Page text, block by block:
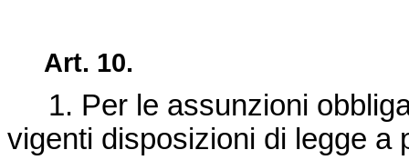
Art. 10.
1. Per le assunzioni
vigenti disposizioni di legge a